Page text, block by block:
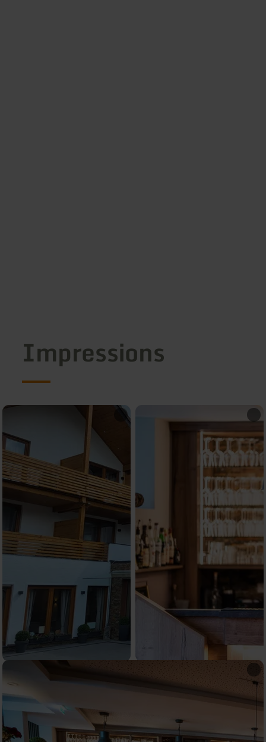
Impressions